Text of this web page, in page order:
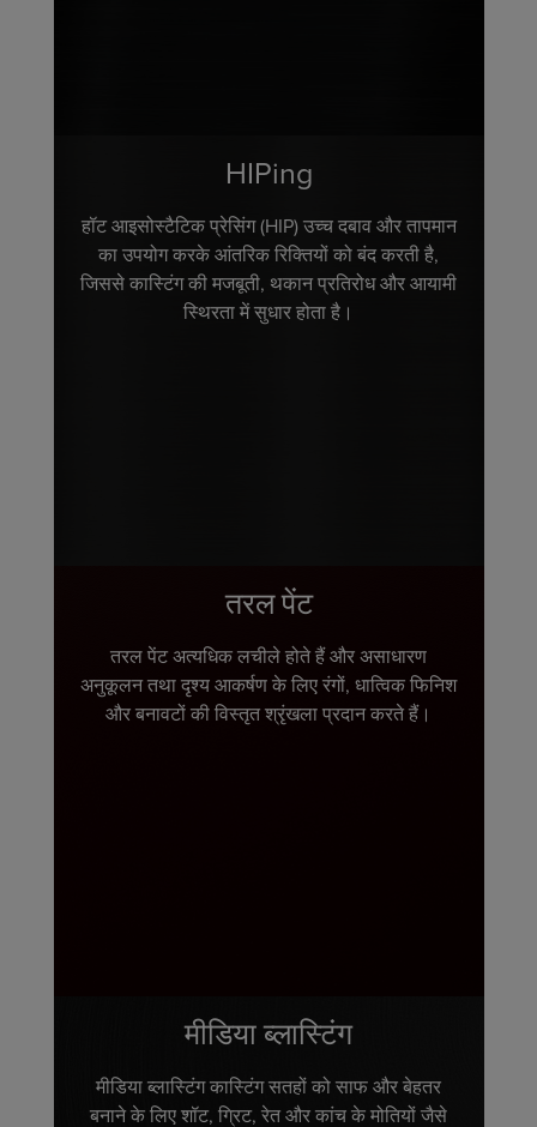
HIPing
हॉट आइसोस्टैटिक प्रेसिंग (HIP) उच्च दबाव और तापमान
का उपयोग करके आंतरिक रिक्तियों को बंद करती है,
जिससे कास्टिंग की मजबूती, थकान प्रतिरोध और आयामी
स्थिरता में सुधार होता है।
तरल पेंट
तरल पेंट अत्यधिक लचीले होते हैं और असाधारण
अनुकूलन तथा दृश्य आकर्षण के लिए रंगों, धात्विक फिनिश
और बनावटों की विस्तृत श्रृंखला प्रदान करते हैं।
मीडिया ब्लास्टिंग
मीडिया ब्लास्टिंग कास्टिंग सतहों को साफ और बेहतर
बनाने के लिए शॉट, ग्रिट, रेत और कांच के मोतियों जैसे